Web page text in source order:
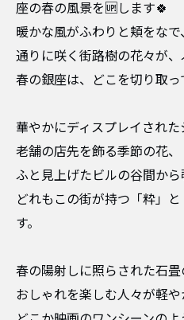
座の春の風景を🆙します🍀
暖かな風がふわりと頬をなで
通りに咲く街路樹の花々が、
春の銀座は、どこを切り取っ
華やかにディスプレイされた
老舗の店先を飾る季節の花、
ふと見上げたビルの谷間か
どれもこの街が持つ「粋」
す。
春の陽射しに照らされた石畳
おしゃれを楽しむ人々が軽や